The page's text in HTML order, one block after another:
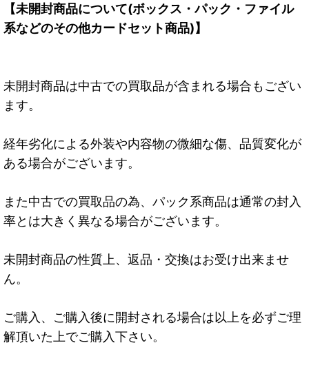
【未開封商品について(ボックス・パック・ファイル
系などのその他カードセット商品)】
未開封商品は中古での買取品が含まれる場合もござい
ます。
経年劣化による外装や内容物の微細な傷、品質変化が
ある場合がございます。
また中古での買取品の為、パック系商品は通常の封入
率とは大きく異なる場合がございます。
未開封商品の性質上、返品・交換はお受け出来ませ
ん。
ご購入、ご購入後に開封される場合は以上を必ずご理
解頂いた上でご購入下さい。